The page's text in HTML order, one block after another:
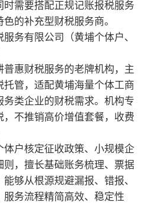
需要搭配正规记账报税服务
的补充型财税服务商。
有限公司（黄埔个体户、
惠财税服务的老牌机构，主
管，适配黄埔海量个体工商
类企业的财税需求。机构专
不推销高价增值套餐，收费
户核定征收政策、小规模企
，擅长基础账务梳理、票据
够从根源规避漏报、错报、
务流程精简高效、稳定性